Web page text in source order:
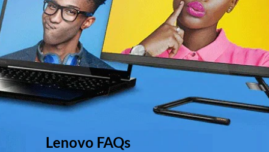
Lenovo FAQs